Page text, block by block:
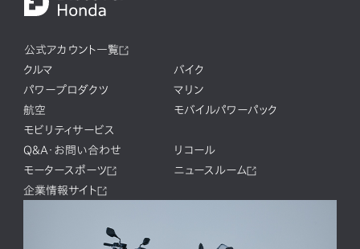
公式アカウント一覧
クルマ
バイク
パワープロダクツ
マリン
航空
モバイルパワーパック
モビリティサービス
Q&A・お問い合わせ
リコール
モータースポーツ
ニュースルーム
企業情報サイト